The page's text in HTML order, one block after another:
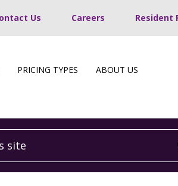
Us Careers Resident
PRICING TYPES
ABOUT US